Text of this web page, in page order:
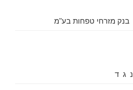
בנק מזרחי טפחות בע"מ
נ ג ד